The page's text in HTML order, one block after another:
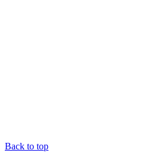
Back to top